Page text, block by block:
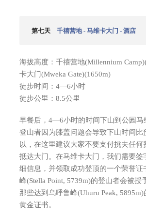
第七天 千禧营地 - 马维卡大门 - 酒店
海拔高度：千禧营地(Millennium
卡大门(Mweka Gate)(1650m)
徒步时间：4—6小时
徒步公里：8.5公里
早餐后，4—6小时的时间下山到公园马
登山者因为膝盖问题会导致下山时间比
以，在这里建议大家不要支付挑夫任何
抵达大门。在马维卡大门，我们需要签
细信息，并领取成功登顶的一个荣誉证
峰(Stella Point, 5739m)的登山者会被授
那些达到乌呼鲁峰(Uhuru Peak, 5895m)
黄金证书。